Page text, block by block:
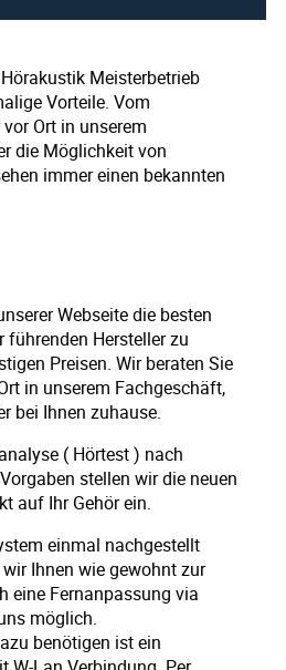
Meisterbetrieb
Vorteile. Vom
Ort in unserem
die Möglichkeit von
immer einen bekannten
Webseite die besten
führenden Hersteller zu
Preisen. Wir beraten Sie
in unserem Fachgeschäft,
bei Ihnen zuhause.
( Hörtest ) nach
stellen wir die neuen
auf Ihr Gehör ein.
einmal nachgestellt
Ihnen wie gewohnt zur
eine Fernanpassung via
möglich.
benötigen ist ein